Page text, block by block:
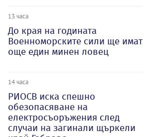
13 часа
До края на годината
Военноморските сили ще имат
още един минен ловец
14 часа
РИОСВ иска спешно
обезопасяване на
електросъоръжения след
случаи на загинали щъркели